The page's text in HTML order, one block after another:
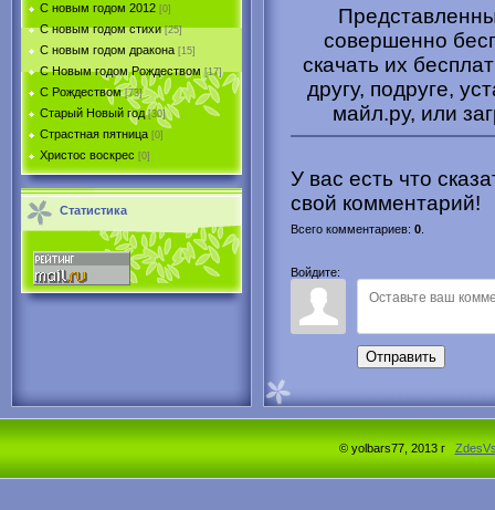
С новым годом 2012 [0]
С новым годом стихи [25]
С новым годом дракона [15]
C Новым годом Рождеством [17]
С Рождеством [73]
Старый Новый год [30]
Страстная пятница [0]
Христоc воскрес [0]
Статистика
совершенно
скачать их
другу, подруге,
майл.ру, или
У вас есть что
свой комментарий!
Всего комментариев: 0
Войдите:
Отправить
© yolbars77, 2013 г